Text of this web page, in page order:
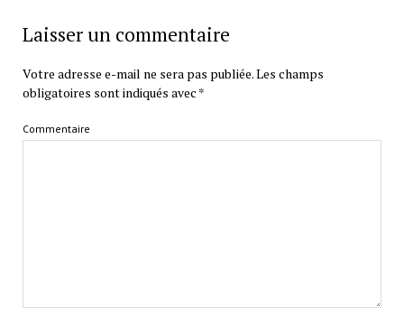
Laisser un commentaire
Votre adresse e-mail ne sera pas publiée.Les champs
obligatoires sont indiqués avec *
Commentaire